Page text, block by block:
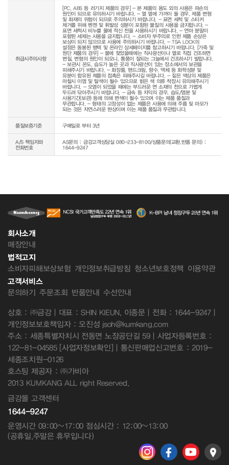
취급시주의사항
[PC, ABS 등 러기지 제품의 경우] - 본 제품의 용도 외의 사용은 파손의
원인이 되므로 유의하시기 바랍니다. - 열 옆에 가까이 둘 경우, 제품 변형
및 화재의 위험이 되므로 주의하시기 바랍니다. - 표면 세척 및 스티커
제거를 위해 벤젠 및 휘발성 성분이 포함된 물질의 사용을 금지합니다. -
표면 세척시 비누를 물에 적신 천을 사용하시기 바랍니다. - 연마 분말이
포함된 세제는 사용을 금지합니다. - 소비자 부주의로 인한 제품 손상은
보상이 되지 않으므로 사용에 주의하시기 바랍니다. - TSA LOCK의
설정은 동봉된 행텍 및 온라인 상세페이지를 참고하시기 바랍니다. [가죽 및
원단 제품의 경우] - 물에 젖었을때에는 직사광선이나 열로 직접 건조하면
변질, 변형의 원인이 되오니, 통풍이 잘되는 그늘에서 건조하시기 발랍니다.
- 보관시 온도, 습도가 높은 곳과 직사광선이 있는 장소에서의 보관을
피해주시기 바랍니다. - 화장품, 핸드크림, 향수, 액체 등 화학성분 및
유분이 함유된 제품의 접촉은 피해주시길 바랍니다. - 짙은 색상의 제품은
마찰시 이염 및 탈색이 될수 있으므로 밝은 색 의류 착장시 유의해주시기
바랍니다. - 오염이 되었을 때에는 부드러운 면 소재의 천으로 가볍게
두드려 닦아주시기 바랍니다. - 금속 등 자익의 경우, 습도/염분 및
사용기간(보관) 등에 의해 변색이 될수 있으며 이는 제품 품질과
무관합니다. - 형태의 고정성이 없는 제품은 사용에 의해 주름 및 마모가
되는 것은 자연스러운 현상이며 이는 제품 품질과 무관합니다.
품질보증기준 구매일로 부터 3년
A/S 책임자와
전화번호
AS문의 : 금강고객상담실 080-233-8100/상품문의(교환,반품 문의) :
1644-9247
회사소개
매장안내
법적고지
소비자피해보상보험 개인정보취급방침 청소년보호정책 이용약관
고객서비스
문의하기 주문조회 반품안내 수선안내
상호 : ㈜금강 | 대표 : SHIN KIEUN, 이종문 | 전화 : 1644-9247 |
개인정보보호책임자 : 오진성 jsoh@kumkang.com
주소 : 세종특별자치시 전동면 노장공단길 59 | 사업자등록번호 :
122-81-04585 [사업자정보확인] | 통신판매업신고번호 : 2019-
세종조치원-0126
호스팅 제공자 : ㈜가비아
2013 KUMKANG ALL right Reserved.
금강몰 고객센터
1644-9247
운영시간 09:00~17:00 점심시간 : 12:00~13:00
(공휴일,주말은 휴무입니다)